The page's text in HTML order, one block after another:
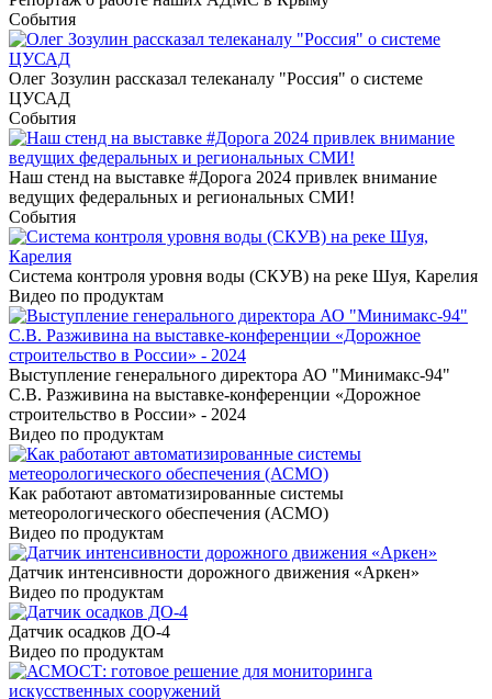
События
Олег Зозулин рассказал телеканалу "Россия" о системе
ЦУСАД
События
Наш стенд на выставке #Дорога 2024 привлек внимание
ведущих федеральных и региональных СМИ!
События
Система контроля уровня воды (СКУВ) на реке Шуя, Карелия
Видео по продуктам
Выступление генерального директора АО "Минимакс-94"
С.В. Разживина на выставке-конференции «Дорожное
строительство в России» - 2024
Видео по продуктам
Как работают автоматизированные системы
метеорологического обеспечения (АСМО)
Видео по продуктам
Датчик интенсивности дорожного движения «Аркен»
Видео по продуктам
Датчик осадков ДО-4
Видео по продуктам